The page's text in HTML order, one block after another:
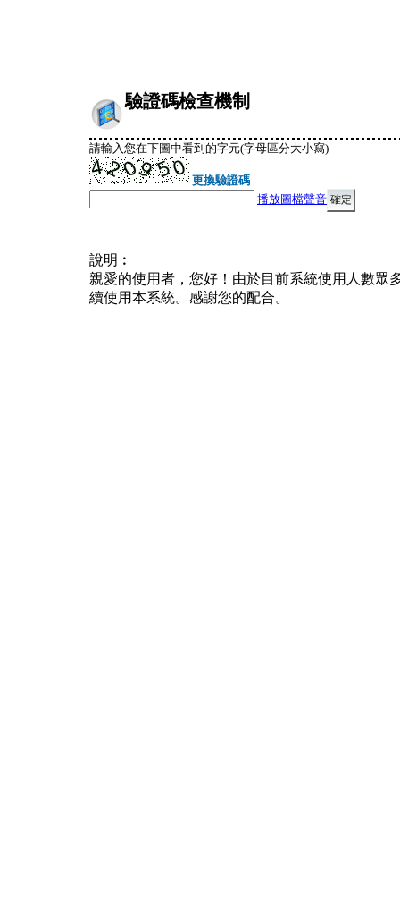
驗證碼檢查機制
請輸入您在下圖中看到的字元(字母區分大小寫)
更換驗證碼
播放圖檔聲音
說明︰
親愛的使用者，您好！由於目前系統使用人數眾
續使用本系統。感謝您的配合。